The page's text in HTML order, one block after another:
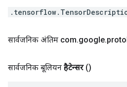
सार्वजनिक अंतिम com.google.
सार्वजनिक बूलियन हैटेन्सर ()